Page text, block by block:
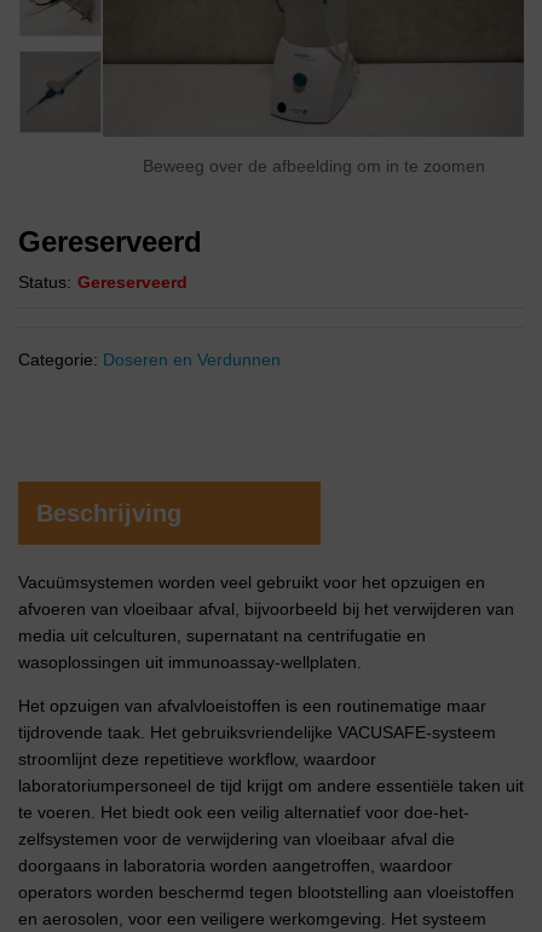
Beweeg over de afbeelding om in te zoomen
Gereserveerd
Status: Gereserveerd
Categorie: Doseren en Verdunnen
Beschrijving
Vacuümsystemen worden veel gebruikt voor het opzuigen en
afvoeren van vloeibaar afval, bijvoorbeeld bij het verwijderen van
media uit celculturen, supernatant na centrifugatie en
wasoplossingen uit immunoassay-wellplaten.
Het opzuigen van afvalvloeistoffen is een routinematige maar
tijdrovende taak. Het gebruiksvriendelijke VACUSAFE-systeem
stroomlijnt deze repetitieve workflow, waardoor
laboratoriumpersoneel de tijd krijgt om andere essentiële taken uit
te voeren. Het biedt ook een veilig alternatief voor doe-het-
zelfsystemen voor de verwijdering van vloeibaar afval die
doorgaans in laboratoria worden aangetroffen, waardoor
operators worden beschermd tegen blootstelling aan vloeistoffen
en aerosolen, voor een veiligere werkomgeving. Het systeem